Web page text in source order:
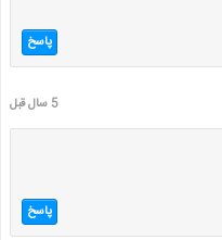
پاسخ
5 سال قبل
پاسخ